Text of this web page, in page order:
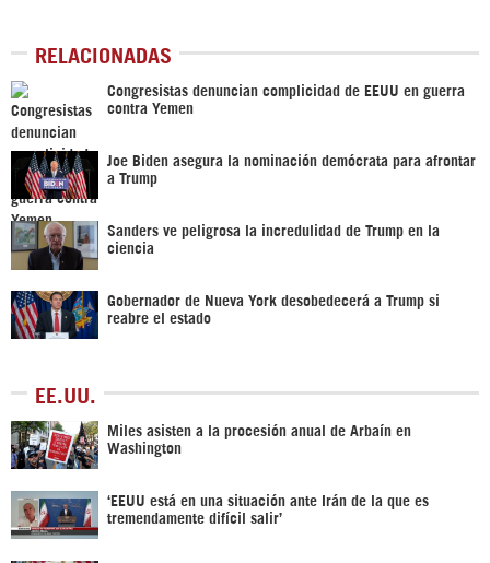
RELACIONADAS
Congresistas denuncian complicidad de EEUU en guerra
contra Yemen
Joe Biden asegura la nominación demócrata para afrontar
a Trump
Sanders ve peligrosa la incredulidad de Trump en la
ciencia
Gobernador de Nueva York desobedecerá a Trump si
reabre el estado
EE.UU.
Miles asisten a la procesión anual de Arbaín en
Washington
‘EEUU está en una situación ante Irán de la que es
tremendamente difícil salir’